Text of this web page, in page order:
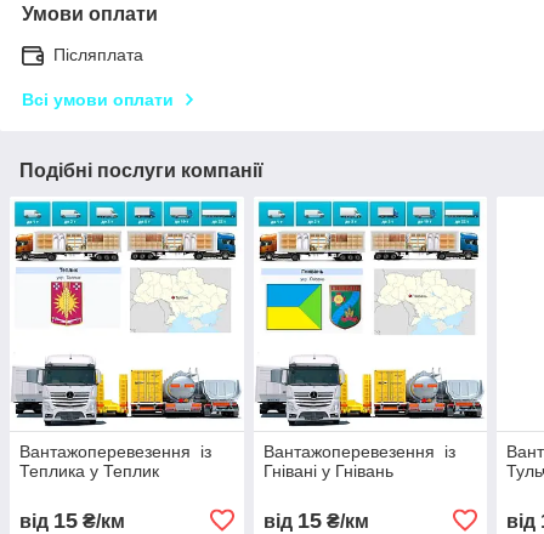
Умови оплати
Післяплата
Всі умови оплати
Подібні послуги компанії
Вантажоперевезення із
Теплика у Теплик
від 15 ₴/км
Вантажоперевезення із
Гнівані у Гнівань
від 15₴/км від